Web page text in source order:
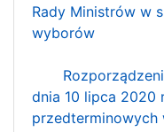
Rady Ministrów w
wyborów
dnia 10 lipca 2020
przedterminowych